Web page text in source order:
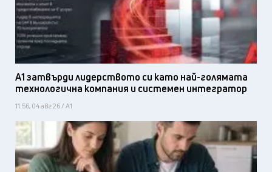
А1 затвърди лидерството си като най-голямата
технологична компания и системен интегратор
11:56, 04 авг 26 / А1